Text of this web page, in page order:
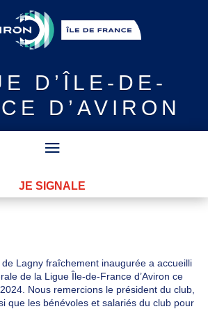
D’ÎLE-DE-
D’AVIRON
JE SIGNALE
Lagny fraîchement inaugurée a accueilli
de la Ligue Île-de-France d’Aviron ce
Nous remercions le président du club,
que les bénévoles et salariés du club pour